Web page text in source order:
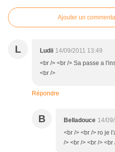
Ajouter un
L Ludii 14/09/2011 13:49
<br /> <br /> Sa passe a
<br />
Répondre
B Belladouce 14/
<br /> <br /> ro je
/> <br /> <br /> <br